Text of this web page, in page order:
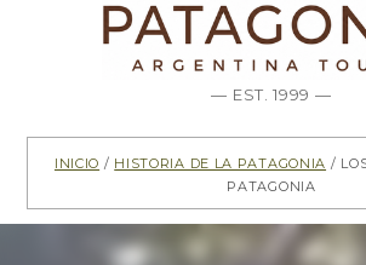
— EST. 1999 —
Inicio / Historia de la Patagonia /
Patagonia